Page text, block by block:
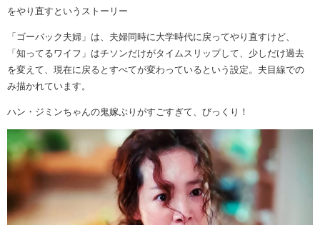
をやり直すというストーリー
「ゴーバック夫婦」は、夫婦同時に大学時代に戻ってやり直すけど、
「知ってるワイフ」はチソンだけがタイムスリップして、少しだけ過去
を変えて、現在に戻るとすべてが変わっているという設定。夫目線での
み描かれています。
ハン・ジミンちゃんの鬼嫁ぶりがすごすぎて、びっくり！